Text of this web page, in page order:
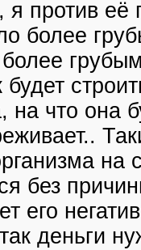
против её
более
на что она
на
без
его
деньги